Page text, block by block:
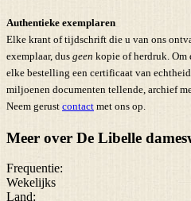
Authentieke exemplaren
Elke krant of tijdschrift die u van ons
exemplaar, dus geen kopie of herdruk. Om
elke bestelling een certificaat van
miljoenen documenten tellende, archief
Neem gerust contact met ons op.
Meer over De Libelle
Frequentie:
Wekelijks
Land: